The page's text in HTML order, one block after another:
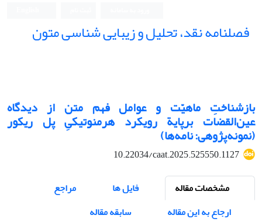
فصلنامه نقد، تحلیل و زیبایی شناسی متون
بازشناختِ ماهیّت و عوامل فهم متن از دیدگاه
عین‌القضات برپایة رویکرد هرمنوتیکیِ پل ریکور
(نمونه‌پژوهی: نامه‌ها)
10.22034/caat.2025.525550.1127
مشخصات مقاله
فایل ها
مراجع
ارجاع به این مقاله
سابقه مقاله